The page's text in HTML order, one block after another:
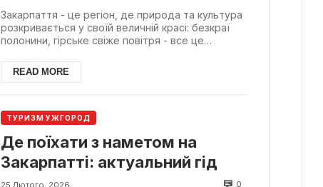
Закарпаття - це регіон, де природа та культура
розкривається у своїй величній красі: безкраї
полонини, гірське свіже повітря - все це
READ MORE
ТУРИЗМ УЖГОРОД
Де поїхати з наметом на
Закарпатті: актуальний гід
25 Лютого, 2026 0